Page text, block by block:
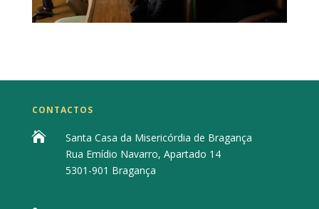
CONTACTOS

Santa Casa da Misericórdia de Bragança
Rua Emídio Navarro, Apartado 14
5301-901 Bragança